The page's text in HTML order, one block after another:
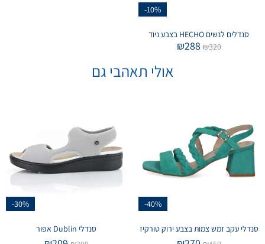
-10%
סנדלים לנשים HECHO בצבע ניוד
₪320
₪288
אולי תאהבי גם
-40%
סנדלי עקב זמש צמות בצבע ירוק טורקיז
-30%
סנדלי Dublin אפור